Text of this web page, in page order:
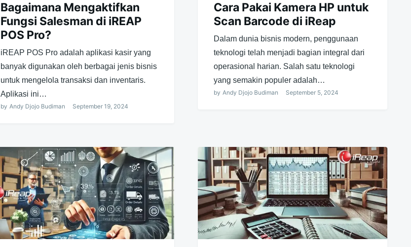
Bagaimana Mengaktifkan
Fungsi Salesman di iREAP
POS Pro?
iREAP POS Pro adalah aplikasi kasir yang
banyak digunakan oleh berbagai jenis bisnis
untuk mengelola transaksi dan inventaris.
Aplikasi ini…
by Andy Djojo Budiman September 19, 2024
Cara Pakai Kamera HP untuk
Scan Barcode di iReap
Dalam dunia bisnis modern, penggunaan
teknologi telah menjadi bagian integral dari
operasional harian. Salah satu teknologi
yang semakin populer adalah…
by Andy Djojo Budiman September 5, 2024